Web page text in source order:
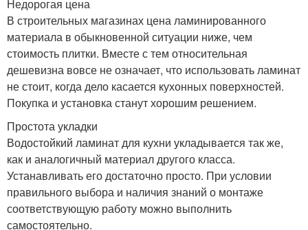
Недорогая цена
В строительных магазинах цена ламинированного
материала в обыкновенной ситуации ниже, чем
стоимость плитки. Вместе с тем относительная
дешевизна вовсе не означает, что использовать ламинат
не стоит, когда дело касается кухонных поверхностей.
Покупка и установка станут хорошим решением.
Простота укладки
Водостойкий ламинат для кухни укладывается так же,
как и аналогичный материал другого класса.
Устанавливать его достаточно просто. При условии
правильного выбора и наличия знаний о монтаже
соответствующую работу можно выполнить
самостоятельно.